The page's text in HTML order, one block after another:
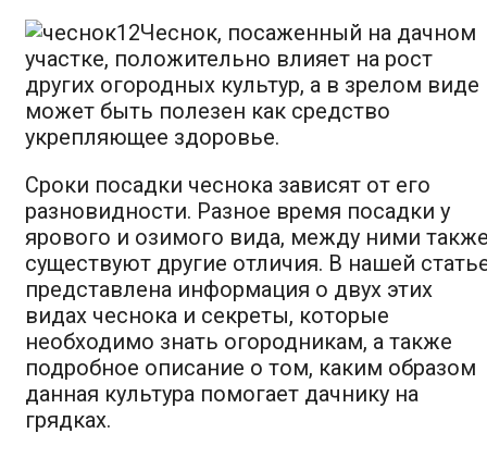
Чеснок, посаженный на дачном
участке, положительно влияет на рост
других огородных культур, а в зрелом виде
может быть полезен как средство
укрепляющее здоровье.
Сроки посадки чеснока зависят от его
разновидности. Разное время посадки у
ярового и озимого вида, между ними
существуют другие отличия. В нашей
представлена информация о двух этих
видах чеснока и секреты, которые
необходимо знать огородникам, а также
подробное описание о том, каким образом
данная культура помогает дачнику на
грядках.